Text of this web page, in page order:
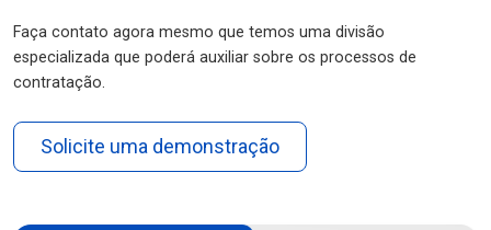
Faça contato agora mesmo que temos uma divisão
especializada que poderá auxiliar sobre os processos de
contratação.
Solicite uma demonstração